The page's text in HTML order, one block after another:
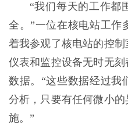
“我们每天的工作都
全。”一位在核电站工作
着我参观了核电站的控
仪表和监控设备无时无
数据。“这些数据经过我
分析，只要有任何微小
施。”